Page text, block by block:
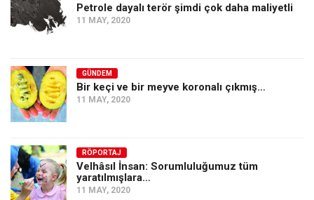
Dünya
Afrika
İslam Dünyası
Avustralya
Tarih
Düşünce
Petrole dayalı terör şimdi çok daha maliyetli
11 MAY, 2020
GÜNDEM
Bir keçi ve bir meyve koronalı çıkmış…
11 MAY, 2020
RÖPORTAJ
Velhâsıl İnsan: Sorumluluğumuz tüm
yaratılmışlara…
11 MAY, 2020